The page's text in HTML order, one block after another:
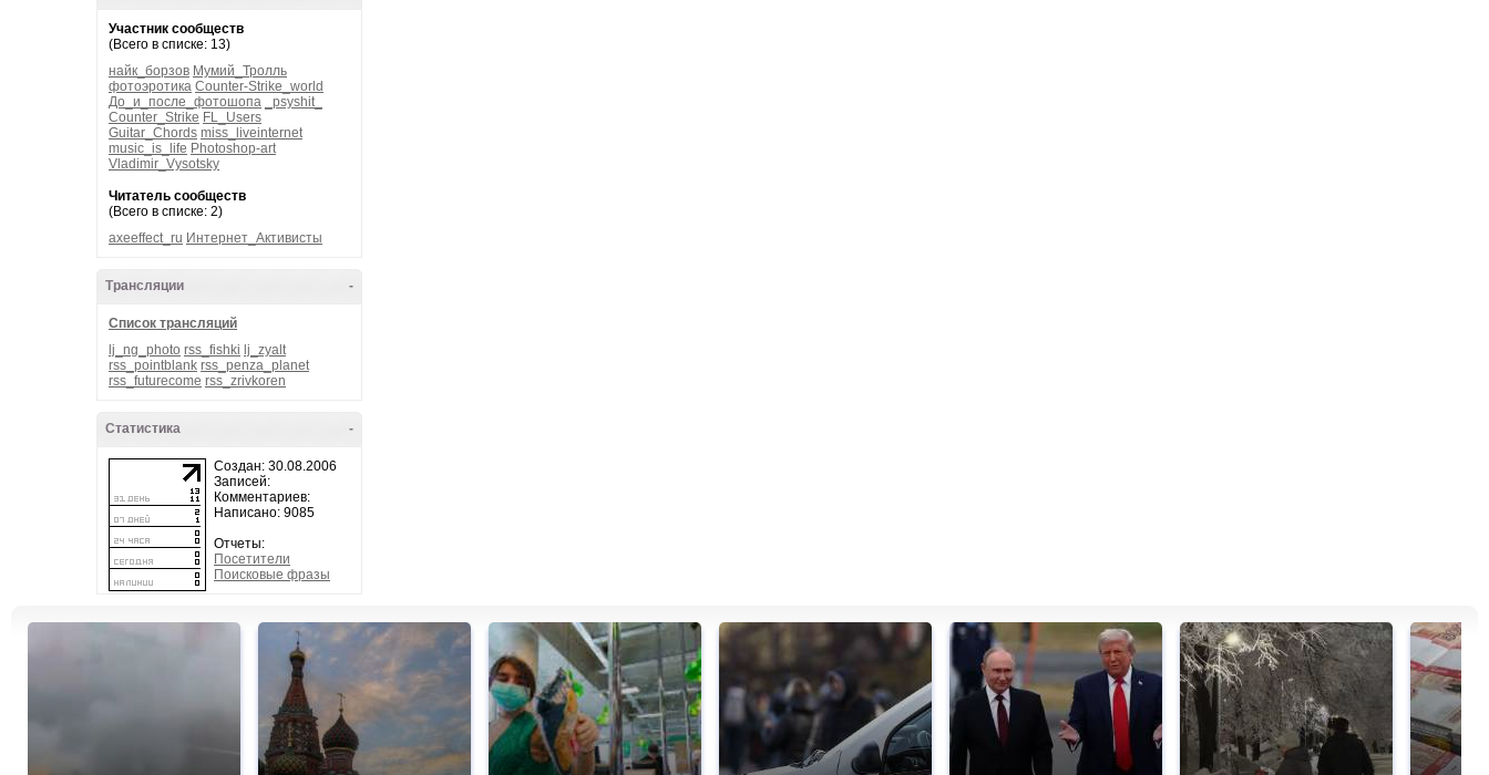
Участник сообществ
(Всего в списке: 13)
найк_борзов Мумий_Тролль
фотоэротика Counter-Strike_world
До_и_после_фотошопа
_psyshit_
Counter_Strike FL_Users
Guitar_Chords miss_liveinternet
music_is_life Photoshop-art
Vladimir_Vysotsky
Читатель сообществ
(Всего в списке: 2)
axeeffect_ru Интернет_Активисты
-
Трансляции
Список трансляций
lj_ng_photo rss_fishki lj_zyalt
rss_pointblank rss_penza_planet
rss_futurecome rss_zrivkoren
-
Статистика
Создан: 30.08.2006
Записей:
Комментариев:
Написано: 9085
Отчеты:
Посетители
Поисковые фразы